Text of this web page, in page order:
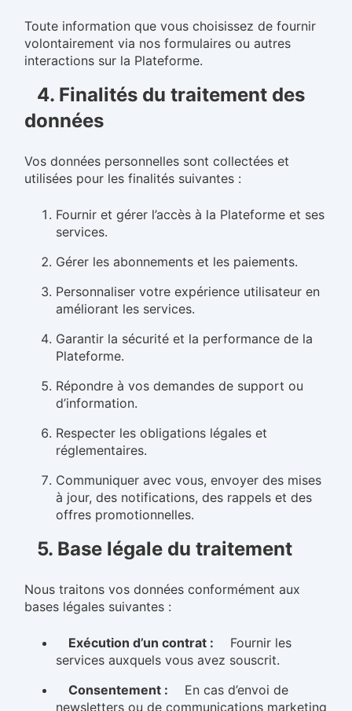
Toute information que vous choisissez de fournir
volontairement via nos formulaires ou autres
interactions sur la Plateforme.
4. Finalités du traitement des
données
Vos données personnelles sont collectées et
utilisées pour les finalités suivantes :
Fournir et gérer l’accès à la Plateforme et ses
services.
Gérer les abonnements et les paiements.
Personnaliser votre expérience utilisateur en
améliorant les services.
Garantir la sécurité et la performance de la
Plateforme.
Répondre à vos demandes de support ou
d’information.
Respecter les obligations légales et
réglementaires.
Communiquer avec vous, envoyer des mises
à jour, des notifications, des rappels et des
offres promotionnelles.
5. Base légale du traitement
Nous traitons vos données conformément aux
bases légales suivantes :
Exécution d’un contrat :
Fournir les
services auxquels vous avez souscrit.
Consentement :
En cas d’envoi de
newsletters ou de communications marketing